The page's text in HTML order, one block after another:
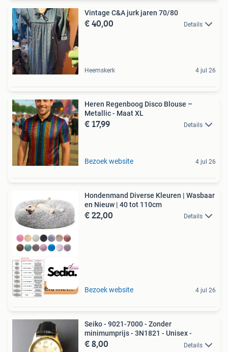
Vintage C&A jurk jaren 70/80
€ 40,00 Details
Heemskerk 4 jul 26
Heren Regenboog Disco Blouse –
Metallic - Maat XL
€ 17,99 Details
Bezoek website 4 jul 26
Beoordeeld met 9+
Hondenmand Diverse Kleuren | Wasbaar
en Nieuw | 40 tot 110cm
€ 22,00 Details
Bezoek website 4 jul 26
Seiko - 9021-7000 - Zonder
minimumprijs - 3N1821 - Unisex -
€ 8,00 Details